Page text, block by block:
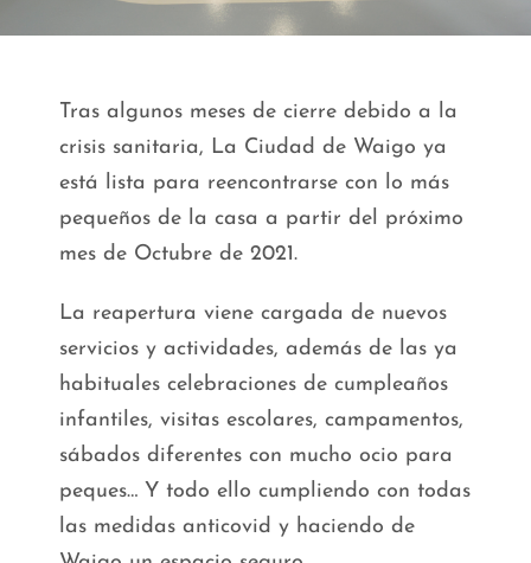
Tras algunos meses de cierre debido a la
crisis sanitaria, La Ciudad de Waigo ya
está lista para reencontrarse con lo más
pequeños de la casa a partir del próximo
mes de Octubre de 2021.
La reapertura viene cargada de nuevos
servicios y actividades, además de las ya
habituales celebraciones de cumpleaños
infantiles, visitas escolares, campamentos,
sábados diferentes con mucho ocio para
peques… Y todo ello cumpliendo con todas
las medidas anticovid y haciendo de